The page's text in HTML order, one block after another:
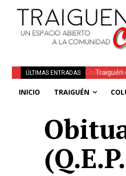
ÚLTIMAS ENTRADAS
Traiguén
INICIO TRAIGUÉN